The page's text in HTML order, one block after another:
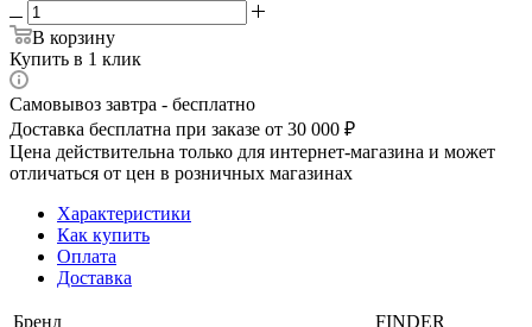
В корзину
Купить в 1 клик
Самовывоз завтра - бесплатно
Доставка бесплатна при заказе от 30 000 ₽
Цена действительна только для интернет-магазина и может
отличаться от цен в розничных магазинах
Характеристики
Как купить
Оплата
Доставка
Бренд
FINDER